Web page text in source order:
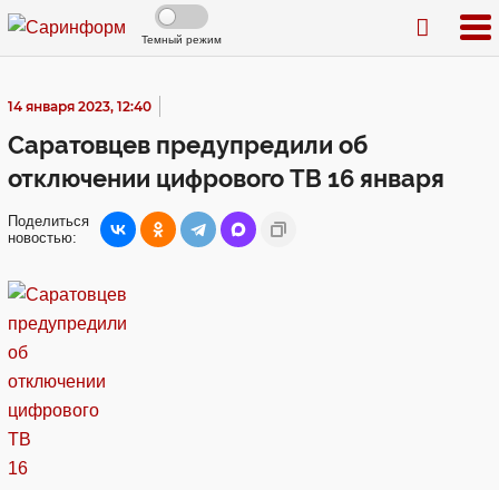
Темный режим
14 января 2023, 12:40
Саратовцев предупредили об
отключении цифрового ТВ 16 января
Поделиться
новостью: